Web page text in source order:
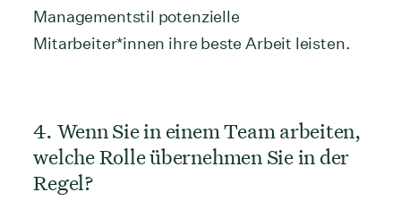
Managementstil potenzielle
Mitarbeiter*innen ihre beste Arbeit leisten.
4. Wenn Sie in einem Team arbeiten,
welche Rolle übernehmen Sie in der
Regel?